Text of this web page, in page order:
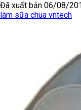
Đã xuất bản 06/08/
làm sữa chua vntech